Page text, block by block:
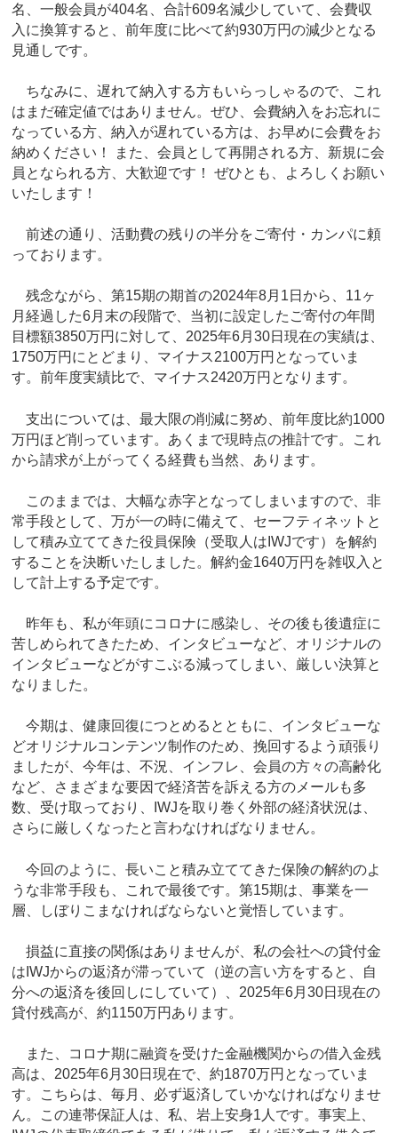
名、一般会員が404名、合計609名減少していて、会費収
入に換算すると、前年度に比べて約930万円の減少となる
見通しです。
ちなみに、遅れて納入する方もいらっしゃるので、これ
はまだ確定値ではありません。ぜひ、会費納入をお忘れに
なっている方、納入が遅れている方は、お早めに会費をお
納めください！ また、会員として再開される方、新規に会
員となられる方、大歓迎です！ ぜひとも、よろしくお願い
いたします！
前述の通り、活動費の残りの半分をご寄付・カンパに頼
っております。
残念ながら、第15期の期首の2024年8月1日から、11ヶ
月経過した6月末の段階で、当初に設定したご寄付の年間
目標額3850万円に対して、2025年6月30日現在の実績は、
1750万円にとどまり、マイナス2100万円となっていま
す。前年度実績比で、マイナス2420万円となります。
支出については、最大限の削減に努め、前年度比約1000
万円ほど削っています。あくまで現時点の推計です。これ
から請求が上がってくる経費も当然、あります。
このままでは、大幅な赤字となってしまいますので、非
常手段として、万が一の時に備えて、セーフティネットと
して積み立ててきた役員保険（受取人はIWJです）を解約
することを決断いたしました。解約金1640万円を雑収入と
して計上する予定です。
昨年も、私が年頭にコロナに感染し、その後も後遺症に
苦しめられてきたため、インタビューなど、オリジナルの
インタビューなどがすこぶる減ってしまい、厳しい決算と
なりました。
今期は、健康回復につとめるとともに、インタビューな
どオリジナルコンテンツ制作のため、挽回するよう頑張り
ましたが、今年は、不況、インフレ、会員の方々の高齢化
など、さまざまな要因で経済苦を訴える方のメールも多
数、受け取っており、IWJを取り巻く外部の経済状況は、
さらに厳しくなったと言わなければなりません。
今回のように、長いこと積み立ててきた保険の解約のよ
うな非常手段も、これで最後です。第15期は、事業を一
層、しぼりこまなければならないと覚悟しています。
損益に直接の関係はありませんが、私の会社への貸付金
はIWJからの返済が滞っていて（逆の言い方をすると、自
分への返済を後回しにしていて）、2025年6月30日現在の
貸付残高が、約1150万円あります。
また、コロナ期に融資を受けた金融機関からの借入金残
高は、2025年6月30日現在で、約1870万円となっていま
す。こちらは、毎月、必ず返済していかなければなりませ
ん。この連帯保証人は、私、岩上安身1人です。事実上、